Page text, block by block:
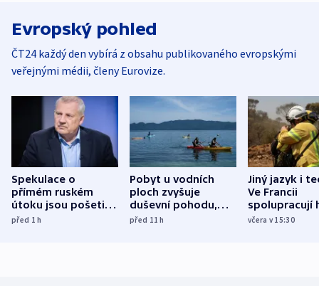
Evropský pohled
ČT24 každý den vybírá z obsahu publikovaného evropskými
veřejnými médii, členy Eurovize.
Spekulace o
přímém ruském
útoku jsou pošetilé,
míní estonský
před 1h
Pobyt u vodních
ploch zvyšuje
duševní pohodu,
ukázala
před 11h
Jiný jazyk i
Ve Francii
spolupracují
různých zemí
včera v 15:30